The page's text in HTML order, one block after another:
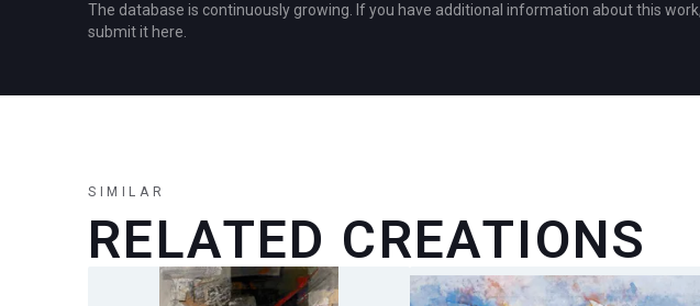
The database is continuously growing. If you have additional information about this
submit it here.
SIMILAR
RELATED CREATIONS